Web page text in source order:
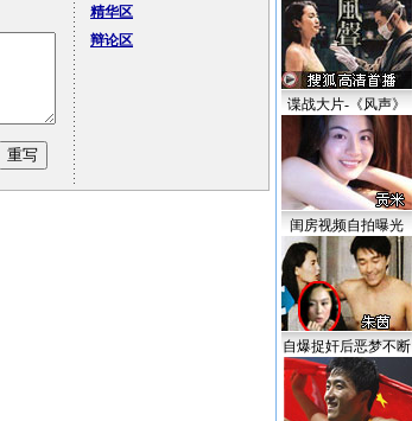
精华区
辩论区
谍战大片-《风声》
闺房视频自拍曝光
自爆捉奸后恶梦不断